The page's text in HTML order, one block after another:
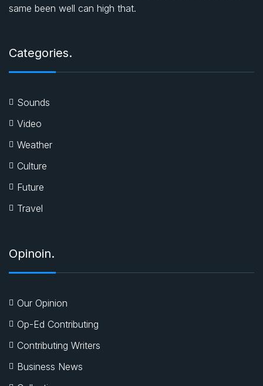
same been well can high that.
Categories.
Sounds
Video
Weather
Culture
Future
Travel
Opinoin.
Our Opinion
Op-Ed Contributing
Contributing Writers
Business News